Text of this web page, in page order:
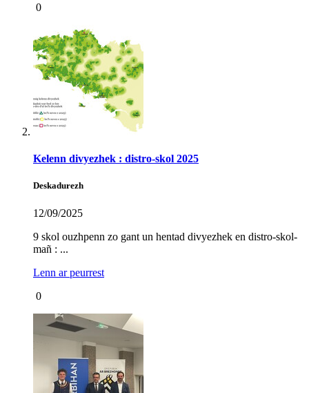
0
Kelenn divyezhek : distro-skol 2025
Deskadurezh
12/09/2025
9 skol ouzhpenn zo gant un hentad divyezhek en distro-skol-
mañ : ...
Lenn ar peurrest
0